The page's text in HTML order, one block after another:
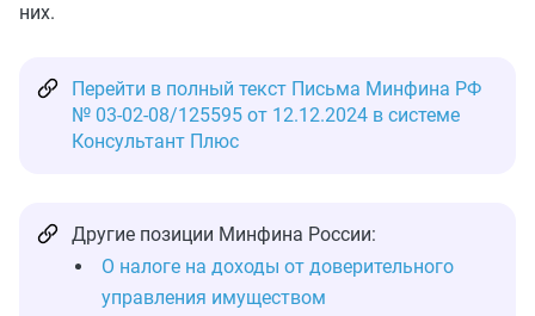
них.
Перейти в полный текст Письма Минфина РФ
№ 03-02-08/125595 от 12.12.2024 в системе
Консультант Плюс
Другие позиции Минфина России:
О налоге на доходы от доверительного
управления имуществом